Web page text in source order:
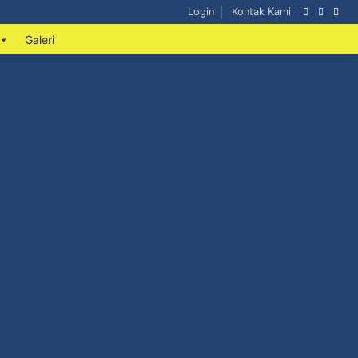
Login Kontak Kami
Galeri